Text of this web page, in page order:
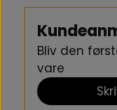
Bliv den
vare